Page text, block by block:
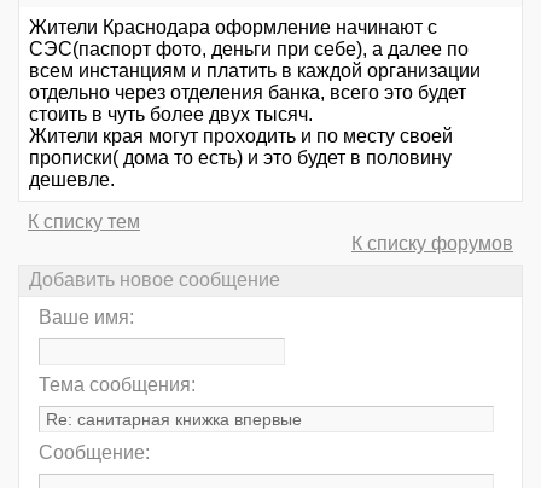
Жители Краснодара оформление начинают с
СЭС(паспорт фото, деньги при себе), а далее по
всем инстанциям и платить в каждой организации
отдельно через отделения банка, всего это будет
стоить в чуть более двух тысяч.
Жители края могут проходить и по месту своей
прописки( дома то есть) и это будет в половину
дешевле.
К списку тем
К списку форумов
Добавить новое сообщение
Ваше имя:
Тема сообщения:
Сообщение: